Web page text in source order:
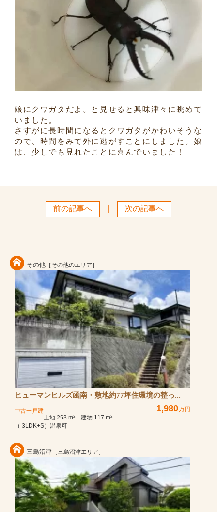
娘にクワガタだよ。と見せると興味津々に眺めて
いました。
さすがに長時間になるとクワガタがかわいそうな
ので、時間をみて外に逃がすことにしました。娘
は、少しでも見れたことに喜んでいました！
前の記事へ 次の記事へ
その他 ［その他のエリア］
ヒューマンヒルズ函南・敷地約77坪住環境の整っ...
中古一戸建 1,980万円
土地 253 m2 建物 117 m2
（ 3LDK+S）温泉可
三島沼津 ［三島沼津エリア］